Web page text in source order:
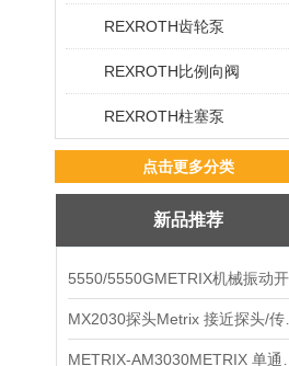
REXROTH齿轮泵
REXROTH比例向阀
REXROTH柱塞泵
点击更多分类
新品推荐
5550/5550GMETRIX机械振动